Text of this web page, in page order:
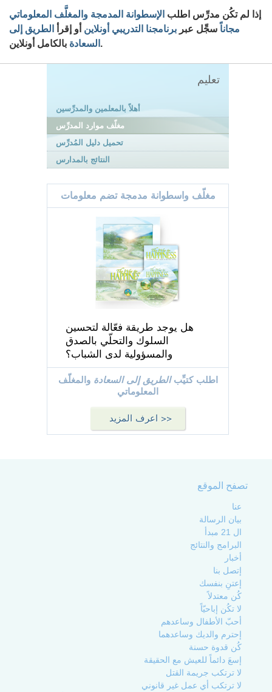
إذا لم تكُن مدرِّس اطلب الإسطوانة المدمجة والمغلَّف المعلوماتي
مجاناً سجِّل عبر برنامجنا التدريبي أونلاين أو إقرأ
الطريق إلى
السعادة بالكامل أونلاين.
تعليم
أهلاً بالمعلمين والمدرِّسين
مغلّف موارد المدرِّس
تحميل دليل المُدرِّس
النتائج بالمدارس
مغلّف واسطوانة مدمجة تضم معلومات
هل يوجد طريقة فعّالة لتحسين
السلوك والتحلّي بالصدق
والمسؤولية لدى الشباب؟
اطلب كتيِّبالطريق إلى السعادة والمغلّف
المعلوماتي
اعرف المزيد >>
تصفح الموقع
عنا
بيان الرسالة
ال 21 مبدأ
البرامج والنتائج
أخبار
إتصل بنا
إعتنِ بنفسك
كُن معتدلاً
لا تكُن إباحيّاً
أحبّ الأطفال وساعدهم
إحترم والديك وساعدهما
كُن قدوة حسنة
إسعَ دائماً للعيش مع الحقيقة
لا ترتكب جريمة القتل
لا ترتكب أي عمل غير قانوني